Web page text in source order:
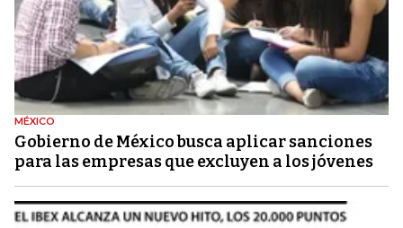
MÉXICO
Gobierno de México busca aplicar sanciones
para las empresas que excluyen a los jóvenes